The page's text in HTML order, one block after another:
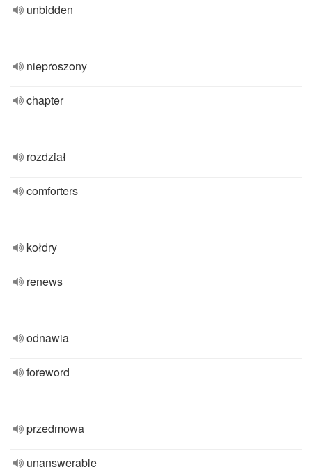
unbidden
nieproszony
chapter
rozdział
comforters
kołdry
renews
odnawia
foreword
przedmowa
unanswerable